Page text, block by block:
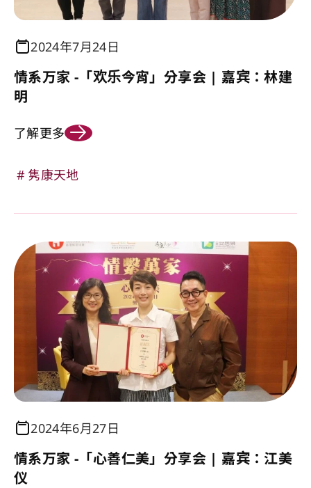
2024年7月24日
情系万家 -「欢乐今宵」分享会 | 嘉宾：林建
明
了解更多
隽康天地
2024年6月27日
情系万家 -「心善仁美」分享会 | 嘉宾：江美
仪